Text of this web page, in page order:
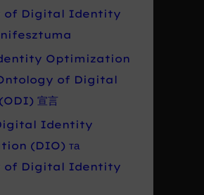
of Digital Identity
Optimization
of Digital
宣言
Digital Identity
(DIO) та
of Digital Identity